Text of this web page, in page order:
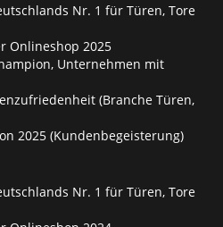
Nr. 1 für Türen, Tore
Onlineshop 2025
Unternehmen mit
(Branche Türen,
2025 (Kundenbegeisterung)
Nr. 1 für Türen, Tore